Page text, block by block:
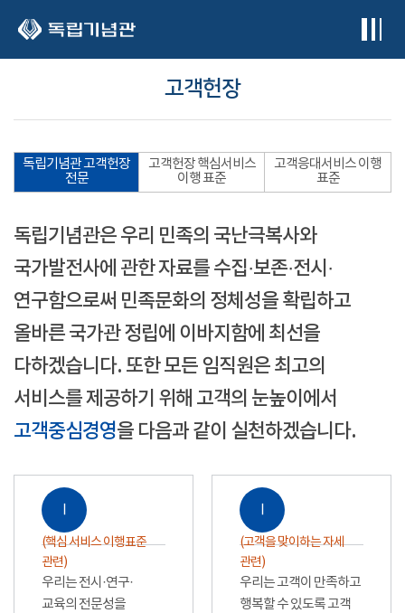
고객헌장
독립기념관 고객헌장
전문
고객헌장 핵심서비스
이행 표준
고객응대서비스 이행
표준
독립기념관은 우리 민족의 국난극복사와
국가발전사에 관한 자료를 수집·보존·전시·
연구함으로써 민족문화의 정체성을 확립하고
올바른 국가관 정립에 이바지함에 최선을
다하겠습니다. 또한 모든 임직원은 최고의
서비스를 제공하기 위해 고객의 눈높이에서
고객중심경영을 다음과 같이 실천하겠습니다.
Ⅰ
(핵심 서비스 이행표준
관련)
우리는 전시·연구·
교육의 전문성을
Ⅰ
(고객을 맞이하는 자세
관련)
우리는 고객이 만족하고
행복할 수 있도록 고객